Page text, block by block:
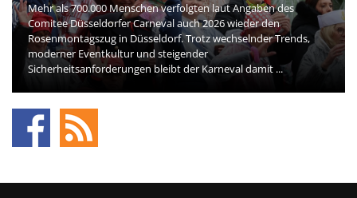
Mehr als 700.000 Menschen verfolgten laut Angaben des
Comitee Düsseldorfer Carneval auch 2026 wieder den
Rosenmontagszug in Düsseldorf. Trotz wechselnder Trends,
moderner Eventkultur und steigender
Sicherheitsanforderungen bleibt der Karneval damit ...